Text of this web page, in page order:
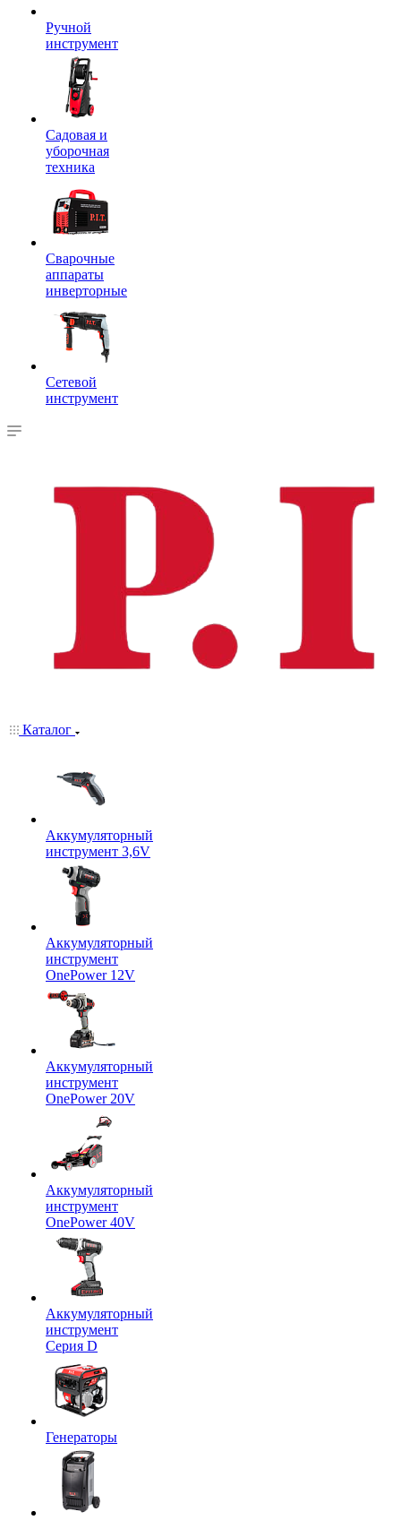
Ручной
инструмент
Садовая и
уборочная
техника
Сварочные
аппараты
инверторные
Сетевой
инструмент
Каталог
Аккумуляторный
инструмент 3,6V
Аккумуляторный
инструмент
OnePower 12V
Аккумуляторный
инструмент
OnePower 20V
Аккумуляторный
инструмент
OnePower 40V
Аккумуляторный
инструмент
Серия D
Генераторы